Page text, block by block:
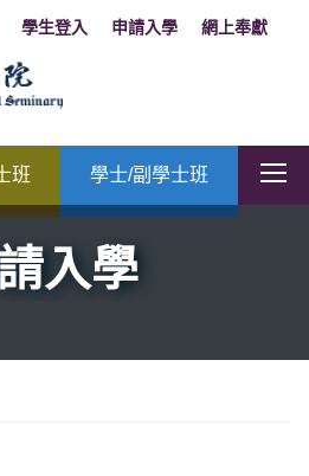
學生登入 申請入學 網上奉獻
班 學士/副學士班
入學